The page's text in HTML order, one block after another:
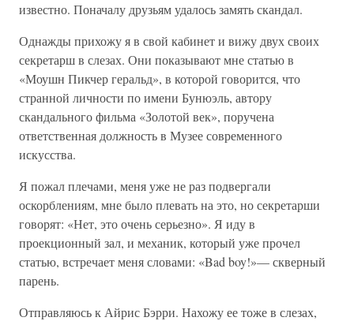
известно. Поначалу друзьям удалось замять скандал.
Однажды прихожу я в свой кабинет и вижу двух своих
секретарш в слезах. Они показывают мне статью в
«Моушн Пикчер геральд», в которой говорится, что
странной личности по имени Бунюэль, автору
скандального фильма «Золотой век», поручена
ответственная должность в Музее современного
искусства.
Я пожал плечами, меня уже не раз подвергали
оскорблениям, мне было плевать на это, но секретарши
говорят: «Нет, это очень серьезно». Я иду в
проекционный зал, и механик, который уже прочел
статью, встречает меня словами: «Bad boy!»— скверный
парень.
Отправляюсь к Айрис Бэрри. Нахожу ее тоже в слезах,